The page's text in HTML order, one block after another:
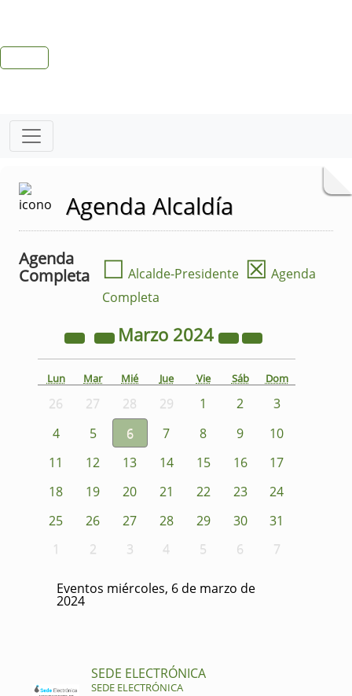
Agenda Alcaldía
Agenda
Completa
☐ Alcalde-Presidente ☒ Agenda
Completa
Marzo 2024
Lun Mar Mié Jue Vie Sáb Dom
26 27 28 29 1 2
3
4
5 6 7 8 9
10
11
12 13 14 15 16
17
18
19 20 21 22 23
24
25
26 27 28 29 30
31
1
2 3 4 5 6 7
Eventos miércoles, 6 de marzo de
2024
SEDE ELECTRÓNICA
SEDE ELECTRÓNICA